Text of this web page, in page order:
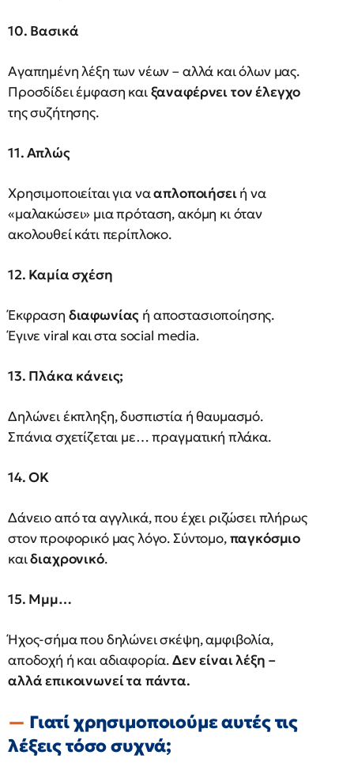
10. Βασικά
Αγαπημένη λέξη των νέων – αλλά και όλων μας.
Προσδίδει έμφαση καιξαναφέρνει τον έλεγχο
της συζήτησης.
11. Απλώς
Χρησιμοποιείται για νααπλοποιήσειή να
«μαλακώσει» μια πρόταση, ακόμη κι όταν
ακολουθεί κάτι περίπλοκο.
12. Καμία σχέση
Έκφραση διαφωνίας ή αποστασιοποίησης.
Έγινε viral και στα social media.
13. Πλάκα κάνεις;
Δηλώνει έκπληξη, δυσπιστία ή θαυμασμό.
Σπάνια σχετίζεται με… πραγματική πλάκα.
14. ΟΚ
Δάνειο από τα αγγλικά, που έχει ριζώσει πλήρως
στον προφορικό μας λόγο. Σύντομο,παγκόσμιο
καιδιαχρονικό.
15. Μμμ…
Ήχος-σήμα που δηλώνει σκέψη, αμφιβολία,
αποδοχή ή και αδιαφορία.Δεν είναι λέξη –
αλλά επικοινωνεί τα πάντα.
Γιατί χρησιμοποιούμε αυτές τις
λέξεις τόσο συχνά;